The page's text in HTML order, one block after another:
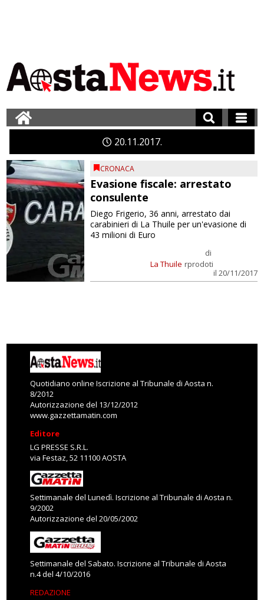
20 11 2017
CRONACA
Evasione fiscale: arrestato
consulente
La Thuile
di
rprodoti
il 20/11/2017
Diego Frigerio, 36 anni, arrestato dai
carabinieri di La Thuile per un'evasione di
43 milioni di Euro
Quotidiano online Iscrizione al Tribunale di Aosta n.
8/2012
Autorizzazione del 13/12/2012
www.gazzettamatin.com
Editore
LG PRESSE S.R.L.
via Festaz, 52 11100 AOSTA
Settimanale del Lunedì. Iscrizione al Tribunale di Aosta n.
9/2002
Autorizzazione del 20/05/2002
Settimanale del Sabato. Iscrizione al Tribunale di Aosta
n.4 del 4/10/2016
REDAZIONE